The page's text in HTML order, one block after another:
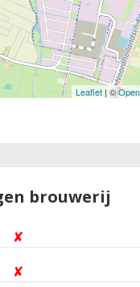
Leaflet | ©
brouwerij